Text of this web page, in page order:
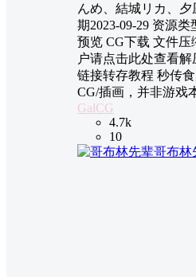
んめ、結城リカ、夕
期2023-09-29 资源
预览 CG下载 文件压
户请点击此处查看
链接转存教程 秒传
CG/插画，并非游戏
GalCG
4.7k
10
哥布林